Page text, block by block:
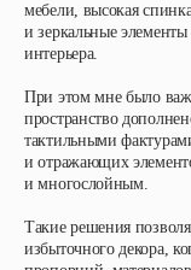
мебели, высокая
и зеркальные
интерьера.
При этом мне было
пространство
тактильными
и отражающих
и многослойным.
Такие решения
избыточного декора,